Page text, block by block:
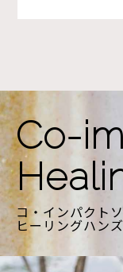
Co-
コ・インパクト
ヒーリングハンズ